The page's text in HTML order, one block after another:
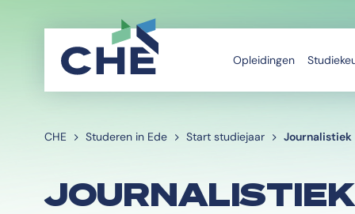
Opleidingen
CHE Studeren in Ede Start studiejaar Journalistiek
JOURNALISTIEK